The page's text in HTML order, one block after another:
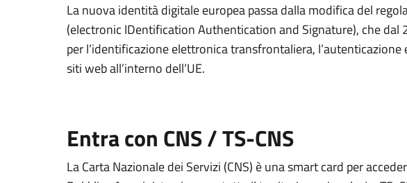
La nuova identità digitale europea passa dalla modifica del
(electronic IDentification Authentication and Signature), che dal
per l’identificazione elettronica transfrontaliera, l’autenticazione
siti web all’interno dell’UE.
Entra con CNS / TS-CNS
La Carta Nazionale dei Servizi (CNS) è una smart card per